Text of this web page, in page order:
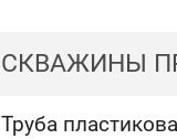
СКВАЖИНЫ
Труба